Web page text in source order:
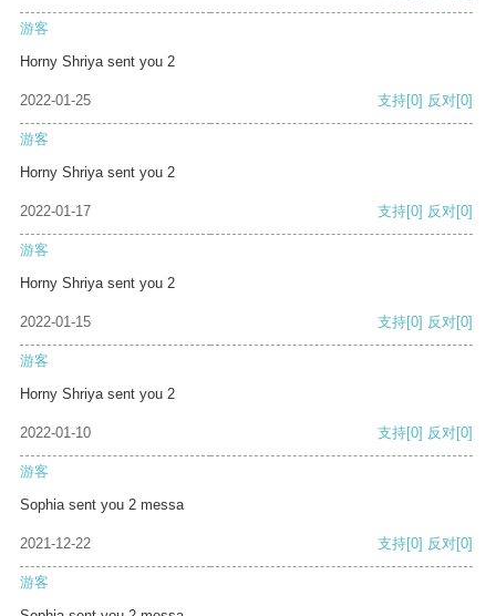
游客
Horny Shriya sent you 2
2022-01-25 支持[0] 反对[0]
游客
Horny Shriya sent you 2
2022-01-17 支持[0] 反对[0]
游客
Horny Shriya sent you 2
2022-01-15 支持[0] 反对[0]
游客
Horny Shriya sent you 2
2022-01-10 支持[0] 反对[0]
游客
Sophia sent you 2 messa
2021-12-22 支持[0] 反对[0]
游客